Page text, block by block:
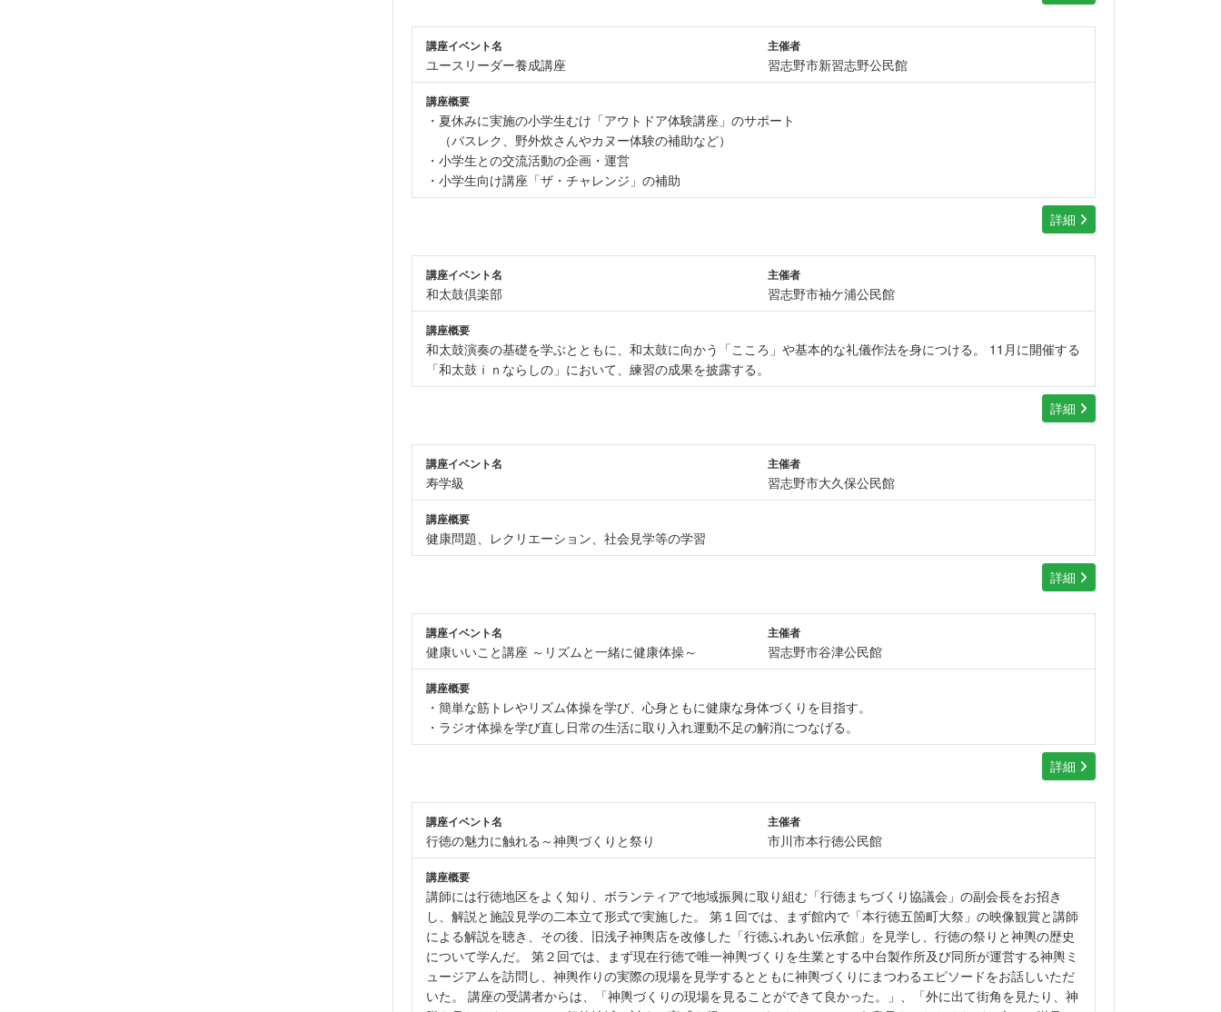
講座イベント名
ユースリーダー養成講座
主催者
習志野市新習志野公民館
講座概要
・夏休みに実施の小学生むけ「アウトドア体験講座」のサポート
（バスレク、野外炊さんやカヌー体験の補助など）
・小学生との交流活動の企画・運営
・小学生向け講座「ザ・チャレンジ」の補助
詳細
講座イベント名
和太鼓倶楽部
主催者
習志野市袖ケ浦公民館
講座概要
和太鼓演奏の基礎を学ぶとともに、和太鼓に向かう「こころ」や基本的な礼儀作法を身につける。 11月に開催する
「和太鼓ｉｎならしの」において、練習の成果を披露する。
詳細
講座イベント名
寿学級
主催者
習志野市大久保公民館
講座概要
健康問題、レクリエーション、社会見学等の学習
詳細
講座イベント名
健康いいこと講座 ～リズムと一緒に健康体操～
主催者
習志野市谷津公民館
講座概要
・簡単な筋トレやリズム体操を学び、心身ともに健康な身体づくりを目指す。
・ラジオ体操を学び直し日常の生活に取り入れ運動不足の解消につなげる。
詳細
講座イベント名
行徳の魅力に触れる～神輿づくりと祭り
主催者
市川市本行徳公民館
講座概要
講師には行徳地区をよく知り、ボランティアで地域振興に取り組む「行徳まちづくり協議会」の副会長をお招き
し、解説と施設見学の二本立て形式で実施した。 第１回では、まず館内で「本行徳五箇町大祭」の映像観賞と講師
による解説を聴き、その後、旧浅子神輿店を改修した「行徳ふれあい伝承館」を見学し、行徳の祭りと神輿の歴史
について学んだ。 第２回では、まず現在行徳で唯一神輿づくりを生業とする中台製作所及び同所が運営する神輿ミ
ュージアムを訪問し、神輿作りの実際の現場を見学するとともに神輿づくりにまつわるエピソードをお話しいただ
いた。 講座の受講者からは、「神輿づくりの現場を見ることができて良かった。」、「外に出て街角を見たり、神